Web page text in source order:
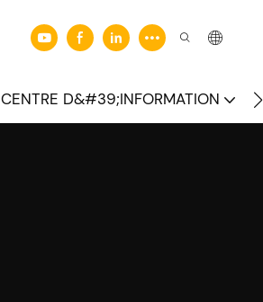
CENTRE D&#39;INFORMATION